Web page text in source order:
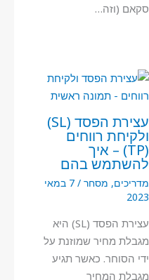
סקאם (וזה…
עצירת הפסד (SL)
ולקיחת רווחים
(TP) – איך
להשתמש בהם
מדריכים, מסחר /
7 במאי
2023
עצירת הפסד (SL) היא
מגבלת מחיר שמוזנת על
ידי הסוחר. כאשר תגיע
מגבלת המחיר